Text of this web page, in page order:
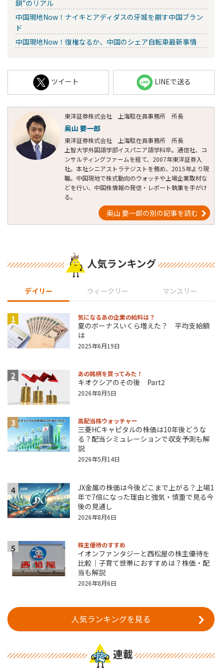
鎖”のリアル
中国現地Now！ナイキとアディダスの牙城を崩す中国ブラン
ド
中国現地Now！復権なるか、中国のシェア自転車最新事情
ツイート LINEで送る
東洋証券株式会社 上海駐在員事務所 所長
奥山 要一郎
東洋証券株式会社 上海駐在員事務所 所長
上智大学外国語学部イスパニア語学科卒。通信社、コ
ンサルティングファームを経て、2007年東洋証券入
社。本社シニアストラテジストを務め、2015年より現
職。中国現地で株式動向のウォッチや上場企業取材な
どを行い、中国株情報の発信・レポート執筆を手がけ
る。
奥山 要一郎の別の記事を読む
人気ランキング
デイリー ウィークリー マンスリー
1 気になるあの企業の給料は？
夏のボーナスいくら増えた？ 平均支給額
は
2025年6月19日
2 あの銘柄を買ってみた！
キオクシアのその後 Part2
2026年8月5日
3 高配当株ウォッチャー
三菱HCキャピタルの株価は10年後どうな
る？配当シミュレーションで収支予測も解
説
2026年5月14日
4
JX金属の株価は今後どこまで上がる？上場1
年で7倍になった理由と強気・慎重で見る今
後の見通し
2026年8月6日
5 株主優待のすすめ
イオンファンタジーと西松屋の株主優待を
比較｜子育て世帯におすすめは？株価・配
当も解説
2026年8月6日
人気ランキングを見る
連載